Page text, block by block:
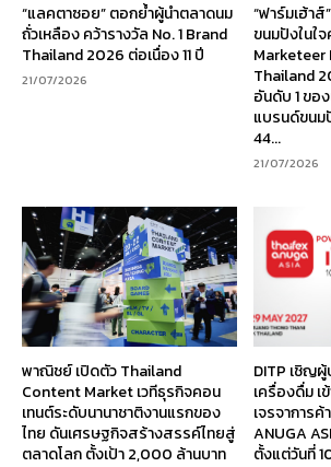
“แลคตาซอย” ตอกย้ำผู้นำตลาดนม
ถั่วเหลือง คว้ารางวัล No. 1 Brand
Thailand 2026 ต่อเนื่อง 11 ปี
21/07/2026
“ฟาร์มเฮ้า
ขนมปังในใ
Marketeer
Thailand
อันดับ 1 ขอ
แบรนด์ขนม
44...
21/07/2026
พาณิชย์ เปิดตัว Thailand
Content Market เวทีธุรกิจคอน
เทนต์ระดับนานาชาติงานแรกของ
ไทย ดันเศรษฐกิจสร้างสรรค์ไทยสู่
ตลาดโลก ตั้งเป้า 2,000 ล้านบาท
DITP เชิญ
เครื่องดื่ม เ
เจรจาการค้
ANUGA
ตั้งแต่วันที่